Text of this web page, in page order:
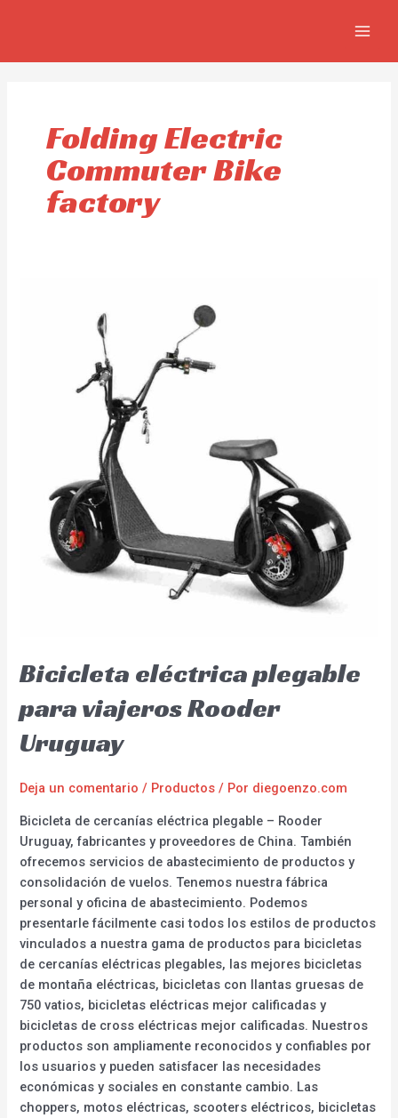
Folding Electric
Commuter Bike
factory
Bicicleta eléctrica plegable
para viajeros Rooder
Uruguay
Deja un comentario / Productos / Por diegoenzo.com
Bicicleta de cercanías eléctrica plegable – Rooder
Uruguay, fabricantes y proveedores de China. También
ofrecemos servicios de abastecimiento de productos y
consolidación de vuelos. Tenemos nuestra fábrica
personal y oficina de abastecimiento. Podemos
presentarle fácilmente casi todos los estilos de productos
vinculados a nuestra gama de productos para bicicletas
de cercanías eléctricas plegables, las mejores bicicletas
de montaña eléctricas, bicicletas con llantas gruesas de
750 vatios, bicicletas eléctricas mejor calificadas y
bicicletas de cross eléctricas mejor calificadas. Nuestros
productos son ampliamente reconocidos y confiables por
los usuarios y pueden satisfacer las necesidades
económicas y sociales en constante cambio. Las
choppers, motos eléctricas, scooters eléctricos, bicicletas